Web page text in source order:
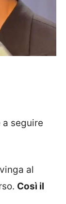
seguire
al
Così il